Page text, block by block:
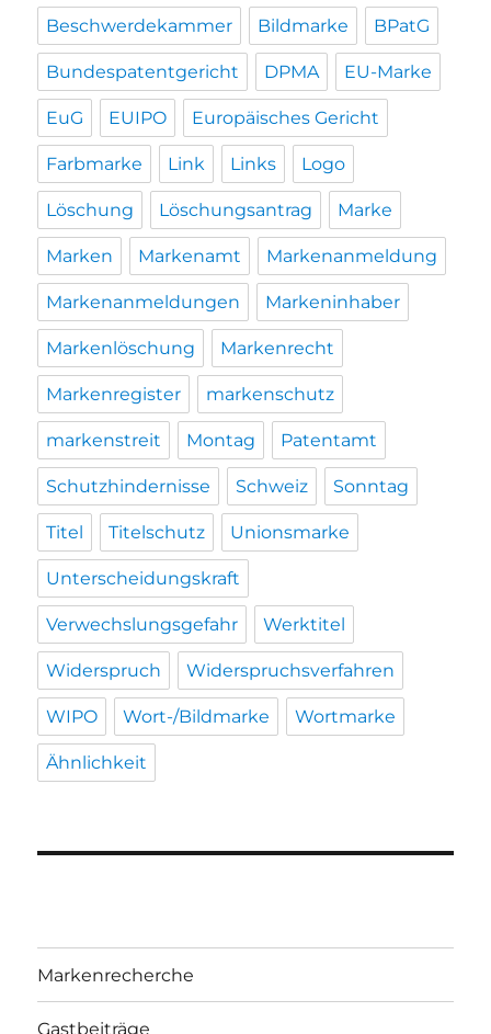
Beschwerdekammer Bildmarke BPatG
Bundespatentgericht DPMA EU-Marke
EuG EUIPO Europäisches Gericht
Farbmarke Link Links Logo
Löschung Löschungsantrag Marke
Marken Markenamt Markenanmeldung
Markenanmeldungen Markeninhaber
Markenlöschung Markenrecht
Markenregister markenschutz
markenstreit Montag Patentamt
Schutzhindernisse Schweiz Sonntag
Titel Titelschutz Unionsmarke
Unterscheidungskraft
Verwechslungsgefahr Werktitel
Widerspruch Widerspruchsverfahren
WIPO Wort-/Bildmarke Wortmarke
Ähnlichkeit
Markenrecherche
Gastbeiträge